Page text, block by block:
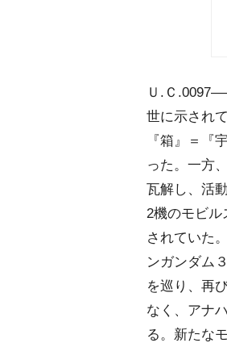
Ｕ.Ｃ
世に示され
『箱』＝『
った。一方
瓦解し、活
2機のモビル
されていた
ンガンダム
を巡り、再
なく、アナ
る。新たな